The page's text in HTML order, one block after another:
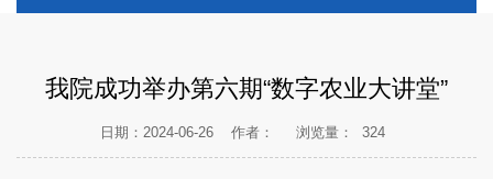
我院成功举办第六期“数字农业大讲堂”
日期：2024-06-26 作者： 浏览量： 324